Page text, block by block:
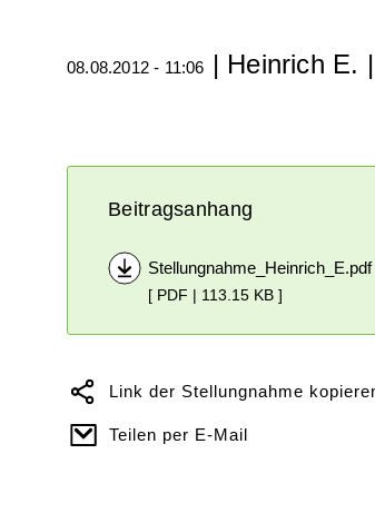
08.08.2012 - 11:06 | Heinrich E.
Beitragsanhang
Stellungnahme_Heinrich_E.pdf
[ PDF | 113.15 KB ]
Link der Stellungnahme
Teilen per E-Mail